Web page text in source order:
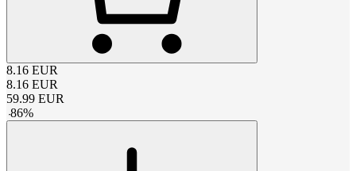
8.16 EUR
8.16 EUR
59.99 EUR
-86%